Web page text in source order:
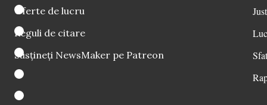
Oferte de lucru
Reguli de citare
Susțineți NewsMaker pe Patreon